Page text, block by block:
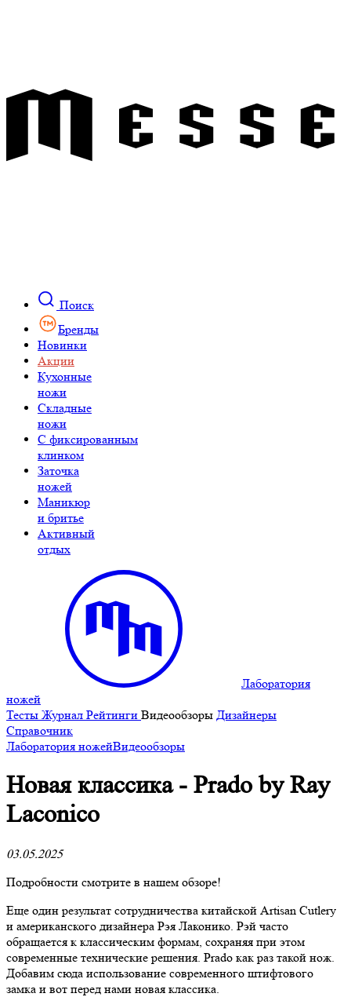
Поиск
Бренды
Новинки
Акции
Кухонные
ножи
Складные
ножи
C фиксированным
клинком
Заточка
ножей
Маникюр
и бритье
Активный
отдых
Лаборатория
ножей
Тесты Журнал Рейтинги Видеообзоры Дизайнеры
Справочник
Лаборатория ножейВидеообзоры
Новая классика - Prado by Ray
Laconico
03.05.2025
Подробности смотрите в нашем обзоре!
Еще один результат сотрудничества китайской Artisan Cutlery
и американского дизайнера Рэя Лаконико. Рэй часто
обращается к классическим формам, сохраняя при этом
современные технические решения. Prado как раз такой нож.
Добавим сюда использование современного штифтового
замка и вот перед нами новая классика.